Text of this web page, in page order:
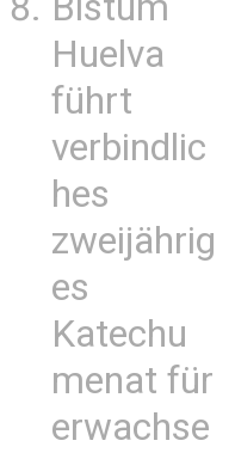
Huelva
führt
verbindlic
hes
zweijährig
es
Katechu
menat für
erwachse